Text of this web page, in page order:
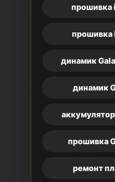
прошивка
прошивка
динамик
динамик
прошивка
ремонт